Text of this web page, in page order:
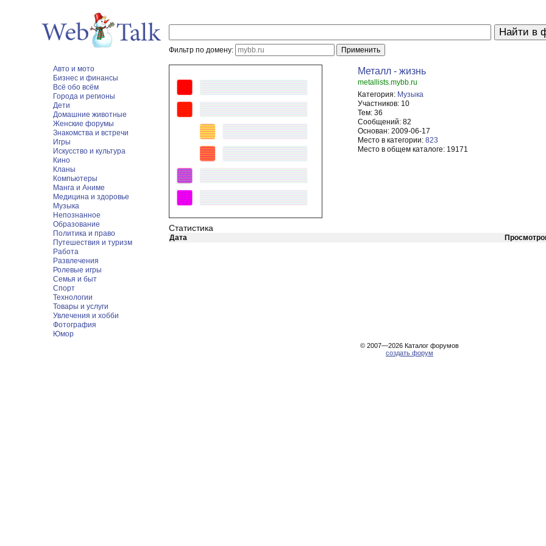
Фильтр по домену:
Авто и мото
Бизнес и финансы
Всё обо всём
Города и регионы
Дети
Домашние животные
Женские форумы
Знакомства и встречи
Игры
Искусство и культура
Кино
Кланы
Компьютеры
Манга и Аниме
Медицина и здоровье
Музыка
Непознанное
Образование
Политика и право
Путешествия и туризм
Работа
Развлечения
Ролевые игры
Семья и быт
Спорт
Технологии
Товары и услуги
Увлечения и хобби
Фотография
Юмор
Металл - жизнь
metallists.mybb.ru
Категория: Музыка
Участников: 10
Тем: 36
Сообщений: 82
Основан: 2009-06-17
Место в категории: 823
Место в общем каталоге: 19171
Статистика
Дата
© 2007—2026 Каталог форумов
создать форум